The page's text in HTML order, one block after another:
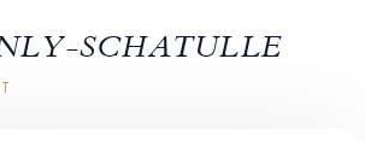
SCHATULLE